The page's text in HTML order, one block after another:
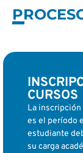
CURSOS
La inscripción
es el período
estudiante
su carga